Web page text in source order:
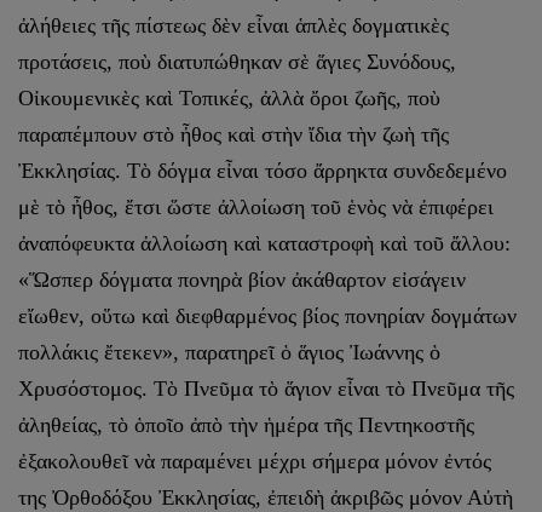
ἀλήθειες τῆς πίστεως δὲν εἶναι ἁπλὲς δογματικὲς
προτάσεις, ποὺ διατυπώθηκαν σὲ ἅγιες Συνόδους,
Οἰκουμενικὲς καὶ Τοπικές, ἀλλὰ ὄροι ζωῆς, ποὺ
παραπέμπουν στὸ ἦθος καὶ στὴν ἴδια τὴν ζωὴ τῆς
Ἐκκλησίας. Τὸ δόγμα εἶναι τόσο ἄρρηκτα συνδεδεμένο
μὲ τὸ ἦθος, ἔτσι ὥστε ἀλλοίωση τοῦ ἑνὸς νὰ ἐπιφέρει
ἀναπόφευκτα ἀλλοίωση καὶ καταστροφὴ καὶ τοῦ ἄλλου:
«Ὥσπερ δόγματα πονηρὰ βίον ἀκάθαρτον εἰσάγειν
εἴωθεν, οὕτω καὶ διεφθαρμένος βίος πονηρίαν δογμάτων
πολλάκις ἔτεκεν», παρατηρεῖ ὁ ἅγιος Ἰωάννης ὁ
Χρυσόστομος. Τὸ Πνεῦμα τὸ ἅγιον εἶναι τὸ Πνεῦμα τῆς
ἀληθείας, τὸ ὁποῖο ἀπὸ τὴν ἡμέρα τῆς Πεντηκοστῆς
ἐξακολουθεῖ νὰ παραμένει μέχρι σήμερα μόνον ἐντός
της Ὀρθοδόξου Ἐκκλησίας, ἐπειδὴ ἀκριβῶς μόνον Αὐτὴ